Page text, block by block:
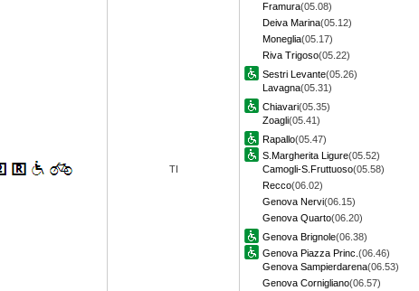
TI
Framura(05.08)
Deiva Marina(05.12)
Moneglia(05.17)
Riva Trigoso(05.22)
Sestri Levante(05.26)
Lavagna(05.31)
Chiavari(05.35)
Zoagli(05.41)
Rapallo(05.47)
S.Margherita Ligure(05.52)
Camogli-S.Fruttuoso(05.58)
Recco(06.02)
Genova Nervi(06.15)
Genova Quarto(06.20)
Genova Brignole(06.38)
Genova Piazza Princ. (06.46)
Genova Sampierdarena(06.53)
Genova Cornigliano(06.57)